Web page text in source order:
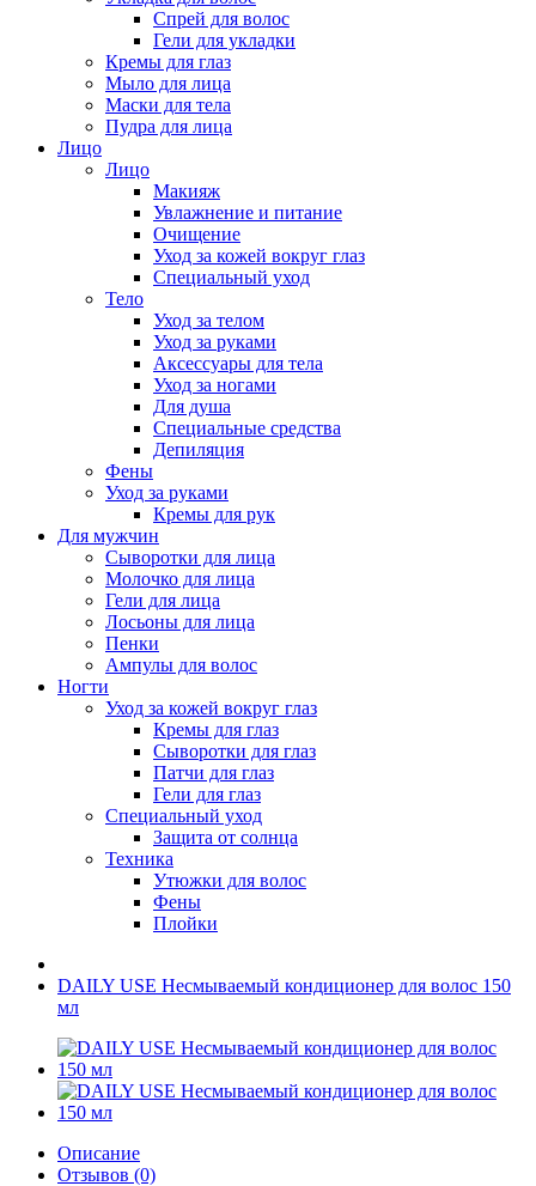
Спрей для волос
Гели для укладки
Кремы для глаз
Мыло для лица
Маски для тела
Пудра для лица
Лицо
Лицо
Макияж
Увлажнение и питание
Очищение
Уход за кожей вокруг глаз
Специальный уход
Тело
Уход за телом
Уход за руками
Аксессуары для тела
Уход за ногами
Для душа
Специальные средства
Депиляция
Фены
Уход за руками
Кремы для рук
Для мужчин
Сыворотки для лица
Молочко для лица
Гели для лица
Лосьоны для лица
Пенки
Ампулы для волос
Ногти
Уход за кожей вокруг глаз
Кремы для глаз
Сыворотки для глаз
Патчи для глаз
Гели для глаз
Специальный уход
Защита от солнца
Техника
Утюжки для волос
Фены
Плойки
DAILY USE Несмываемый кондиционер для волос 150
мл
Описание
Отзывов (0)